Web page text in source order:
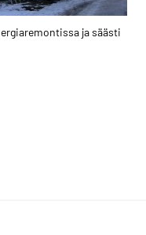
ja säästi